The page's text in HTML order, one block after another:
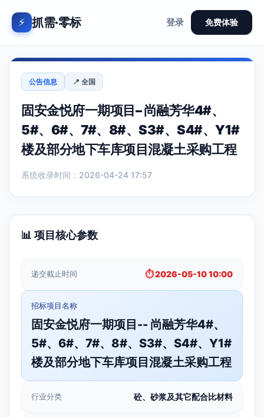
⚡ 抓需·零标 登录 免费体验
公告信息 📍 全国
固安金悦府一期项目– 尚融芳华4#、
5#、6#、7#、8#、S3#、S4#、Y1#
楼及部分地下车库项目混凝土采购工程
系统收录时间：2026-04-24 17:57
📊 项目核心参数
递交截止时间 ⏱️ 2026-05-10 10:00
招标项目名称
固安金悦府一期项目-- 尚融芳华4#、
5#、6#、7#、8#、S3#、S4#、Y1#
楼及部分地下车库项目混凝土采购工程
行业分类 砼、砂浆及其它配合比材料